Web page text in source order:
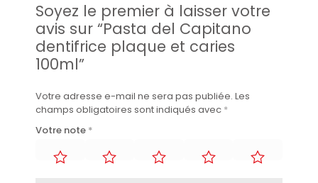
Soyez le premier à laisser votre
avis sur “Pasta del Capitano
dentifrice plaque et caries
100ml”
Votre adresse e-mail ne sera pas publiée. Les
champs obligatoires sont indiqués avec *
Votre note *